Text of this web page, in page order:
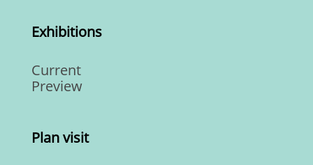
Exhibitions
Current
Preview
Plan visit